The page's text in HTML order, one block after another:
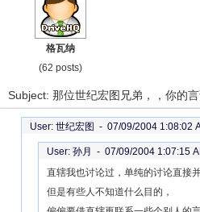
格瓦纳
(62 posts)
Subject: 那位世纪宏图兄弟，，你的
User: 世纪宏图 - 07/09/2004 1:08:02
User: 孙月 - 07/09/2004 1:07:15
直辖我也讨论过，单纯的讨论直接
但是有些人不知道什么目的，